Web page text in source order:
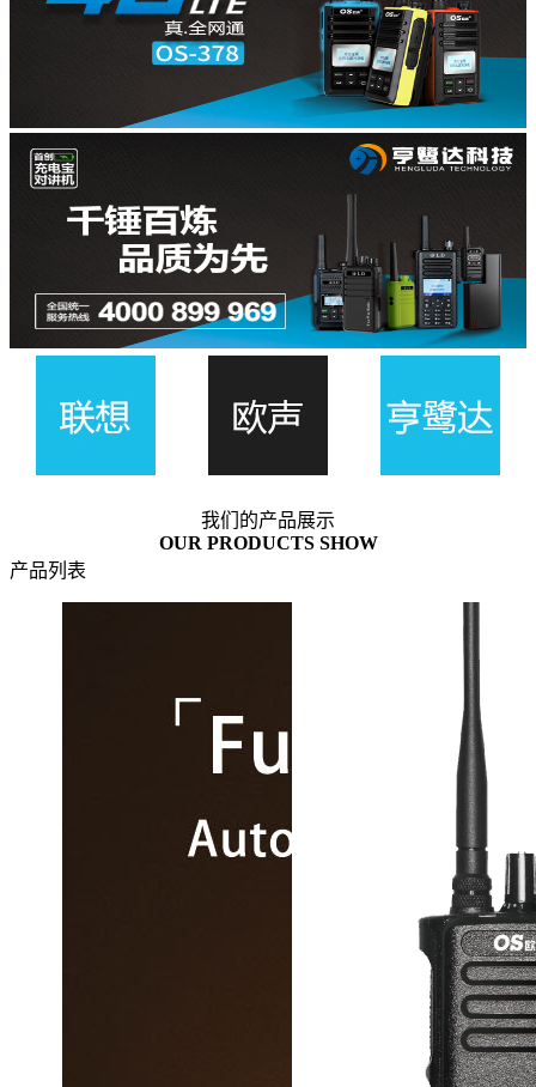
我们的产品展示
OUR PRODUCTS SHOW
产品列表